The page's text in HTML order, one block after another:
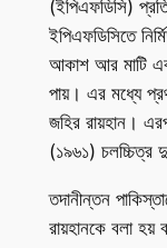
(ইপিএফডিসি)
ইপিএফডিসিতে
আকাশ আর মাটি
পায়। এর মধ্যে
জহির রায়হান।
(১৯৬১) চলচ্চিত্র
তদানীন্তন
রায়হানকে বলা হয়